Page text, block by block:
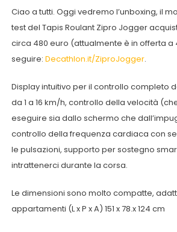
Ciao a tutti. Oggi vedremo l’unboxing, il
test del Tapis Roulant Zipro Jogger
circa 480 euro (attualmente è in offerta a
seguire: Decathlon.it/ZiproJogger.
Display intuitivo per il controllo completo
da 1 a 16 km/h, controllo della velocità
eseguire sia dallo schermo che
controllo della frequenza cardiaca con
le pulsazioni, supporto per sostegno
intrattenerci durante la corsa.
Le dimensioni sono molto compatte,
appartamenti (L x P x A) 151 x 78.x 124 cm